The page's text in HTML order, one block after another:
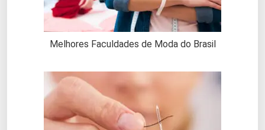
Melhores Faculdades de Moda do Brasil